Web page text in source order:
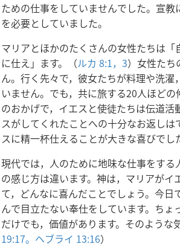
ための仕事をしていませんでした。宣
を必要としていました。
マリアとほかのたくさんの女性たちは
に仕え」ます。（ルカ 8:1， 3）女性たち
ん。行く先々で，彼女たちが料理や洗
いません。でも，共に旅する20人ほど
のおかげで，イエスと使徒たちは伝道
スがしてくれたことへの十分なお返し
スに精一杯仕えることが大きな喜びでし
現代では，人のために地味な仕事をす
の感じ方は違います。神は，マリアが
て，どんなに喜んだことでしょう。今
んで目立たない奉仕をしています。ち
だけでも，価値があります。そのような
19:17。 ヘブライ 13:16）